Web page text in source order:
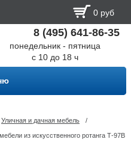
0 руб
8 (495) 641-86-35
понедельник - пятница
с 10 до 18 ч
Уличная и дачная мебель /
из искусственного ротанга Т-97В